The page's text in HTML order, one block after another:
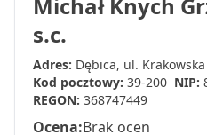
s.c.
Adres: Dębica, ul.
Kod pocztowy: 39-200 NIP:
REGON: 368747449
Ocena:Brak ocen